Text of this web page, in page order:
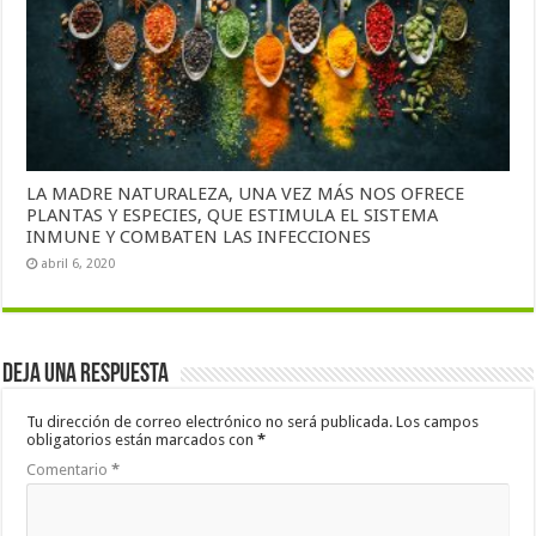
LA MADRE NATURALEZA, UNA VEZ MÁS NOS OFRECE
PLANTAS Y ESPECIES, QUE ESTIMULA EL SISTEMA
INMUNE Y COMBATEN LAS INFECCIONES
abril 6, 2020
Deja una respuesta
Tu dirección de correo electrónico no será publicada. Los campos
obligatorios están marcados con*
Comentario*